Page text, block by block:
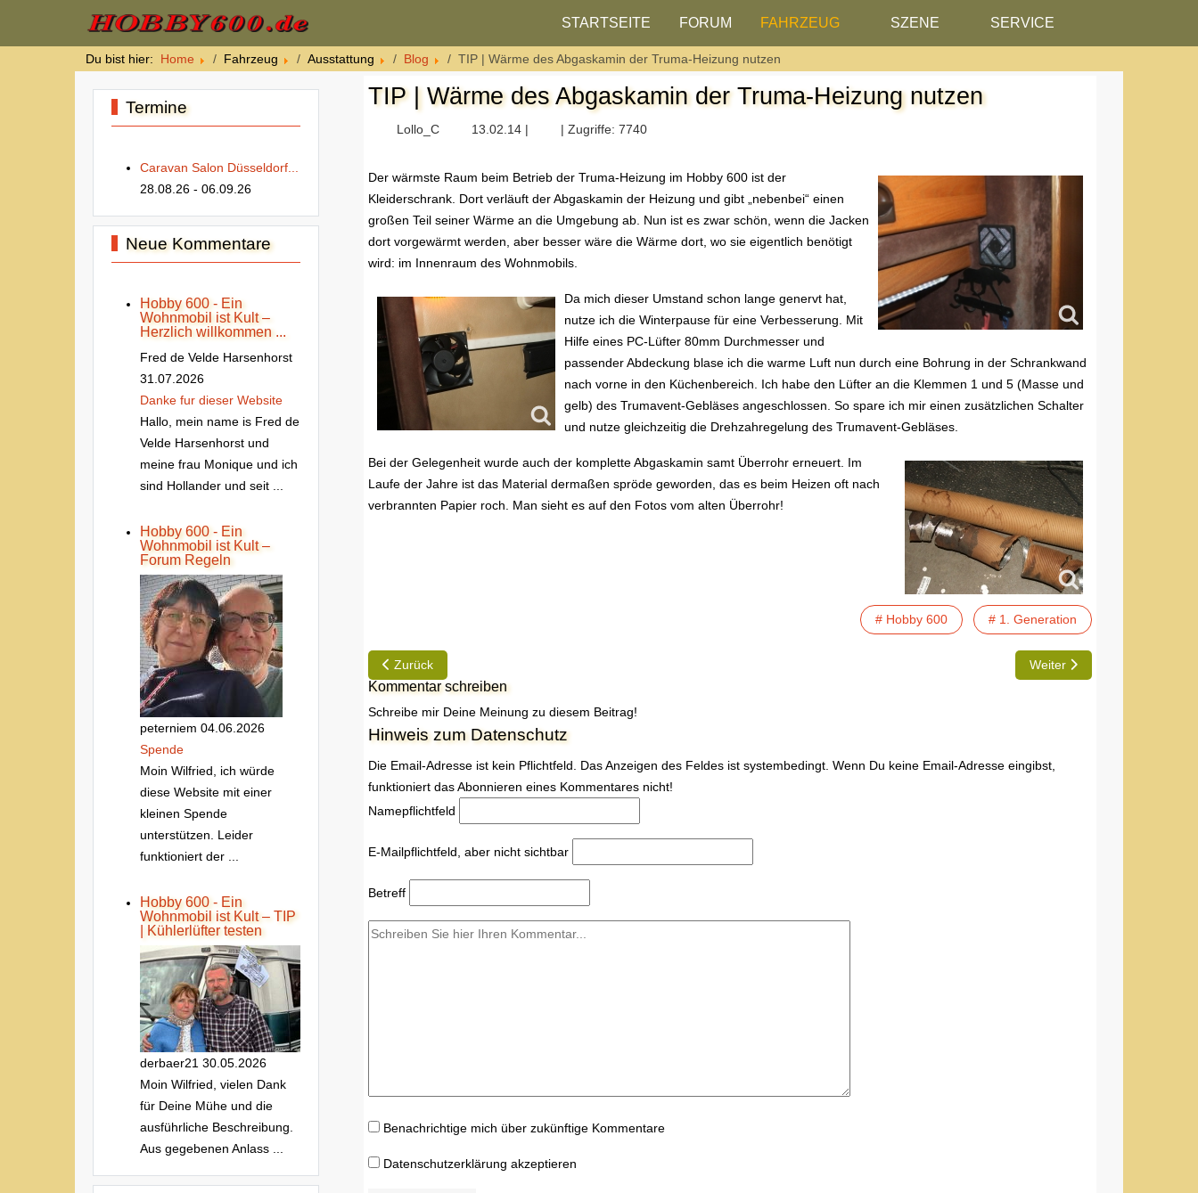
STARTSEITE FORUM FAHRZEUG SZENE SERVICE
Du bist hier: Home Fahrzeug Ausstattung Blog TIP | Wärme des Abgaskamin der Truma-Heizung nutzen
Termine
Caravan Salon Düsseldorf...
28.08.26 - 06.09.26
Neue Kommentare
Hobby 600 - Ein
Wohnmobil ist Kult –
Herzlich willkommen ...
Fred de Velde Harsenhorst
31.07.2026
Danke fur dieser Website
Hallo, mein name is Fred de
Velde Harsenhorst und
meine frau Monique und ich
sind Hollander und seit ...
Hobby 600 - Ein
Wohnmobil ist Kult –
Forum Regeln
peterniem 04.06.2026
Spende
Moin Wilfried, ich würde
diese Website mit einer
kleinen Spende
unterstützen. Leider
funktioniert der ...
Hobby 600 - Ein
Wohnmobil ist Kult – TIP
| Kühlerlüfter testen
derbaer21 30.05.2026
Moin Wilfried, vielen Dank
für Deine Mühe und die
ausführliche Beschreibung.
Aus gegebenen Anlass ...
TIP | Wärme des Abgaskamin der Truma-Heizung nutzen
Lollo_C 13.02.14 | | Zugriffe: 7740
Der wärmste Raum beim Betrieb der Truma-Heizung im Hobby 600 ist der
Kleiderschrank. Dort verläuft der Abgaskamin der Heizung und gibt „nebenbei“ einen
großen Teil seiner Wärme an die Umgebung ab. Nun ist es zwar schön, wenn die Jacken
dort vorgewärmt werden, aber besser wäre die Wärme dort, wo sie eigentlich benötigt
wird: im Innenraum des Wohnmobils.
Da mich dieser Umstand schon lange genervt hat,
nutze ich die Winterpause für eine Verbesserung. Mit
Hilfe eines PC-Lüfter 80mm Durchmesser und
passender Abdeckung blase ich die warme Luft nun durch eine Bohrung in der Schrankwand
nach vorne in den Küchenbereich. Ich habe den Lüfter an die Klemmen 1 und 5 (Masse und
gelb) des Trumavent-Gebläses angeschlossen. So spare ich mir einen zusätzlichen Schalter
und nutze gleichzeitig die Drehzahregelung des Trumavent-Gebläses.
Bei der Gelegenheit wurde auch der komplette Abgaskamin samt Überrohr erneuert. Im
Laufe der Jahre ist das Material dermaßen spröde geworden, das es beim Heizen oft nach
verbrannten Papier roch. Man sieht es auf den Fotos vom alten Überrohr!
# Hobby 600 # 1. Generation
Vorheriger Beitrag: TIP | Umbau der Kühlschranktür von links nach rechts
Zurück Nächster Beitrag: TIP |
Weiter
Kommentar schreiben
Schreibe mir Deine Meinung zu diesem Beitrag!
Hinweis zum Datenschutz
Die Email-Adresse ist kein Pflichtfeld. Das Anzeigen des Feldes ist systembedingt. Wenn Du keine Email-Adresse eingibst,
funktioniert das Abonnieren eines Kommentares nicht!
Namepflichtfeld
E-Mailpflichtfeld, aber nicht sichtbar
Betreff
Benachrichtige mich über zukünftige Kommentare
Datenschutzerklärung akzeptieren